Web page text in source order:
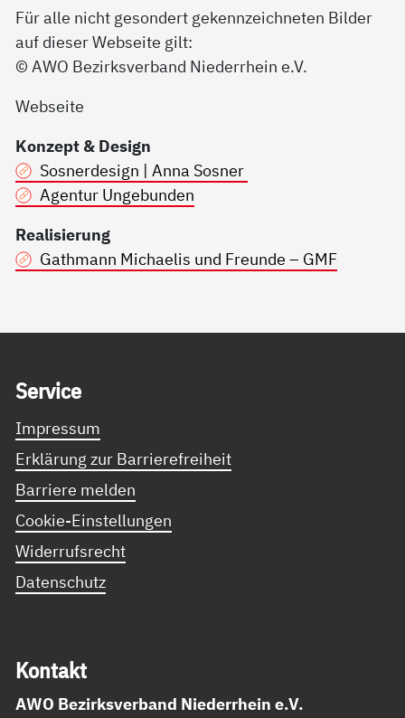
Für alle nicht gesondert gekennzeichneten Bilder
auf dieser Webseite gilt:
© AWO Bezirksverband Niederrhein e.V.
Webseite
Konzept & Design
Sosnerdesign | Anna Sosner
Agentur Ungebunden
Realisierung
Gathmann Michaelis und Freunde – GMF
Ser­vice
Impressum
Erklärung zur Barrierefreiheit
Barriere melden
Cookie-Einstellungen
Widerrufsrecht
Datenschutz
Kon­takt
AWO Bezirksverband Niederrhein e.V.